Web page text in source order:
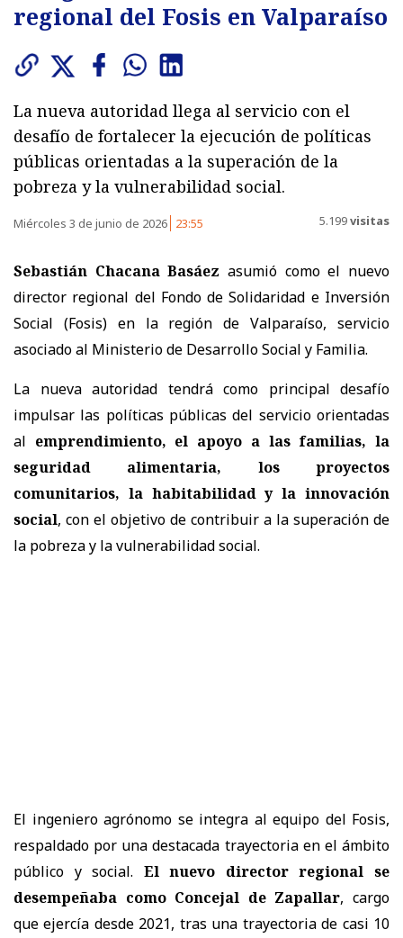
regional del Fosis en Valparaíso
La nueva autoridad llega al servicio con el
desafío de fortalecer la ejecución de políticas
públicas orientadas a la superación de la
pobreza y la vulnerabilidad social.
Miércoles 3 de junio de 2026 23:55 5.199visitas
Sebastián Chacana Basáez asumió como el nuevo
director regional del Fondo de Solidaridad e Inversión
Social (Fosis) en la región de Valparaíso, servicio
asociado al Ministerio de Desarrollo Social y Familia.
La nueva autoridad tendrá como principal desafío
impulsar las políticas públicas del servicio orientadas
al emprendimiento, el apoyo a las familias, la
seguridad alimentaria, los proyectos
comunitarios, la habitabilidad y la innovación
social, con el objetivo de contribuir a la superación de
la pobreza y la vulnerabilidad social.
El ingeniero agrónomo se integra al equipo del Fosis,
respaldado por una destacada trayectoria en el ámbito
público y social. El nuevo director regional se
desempeñaba como Concejal de Zapallar, cargo
que ejercía desde 2021, tras una trayectoria de casi 10